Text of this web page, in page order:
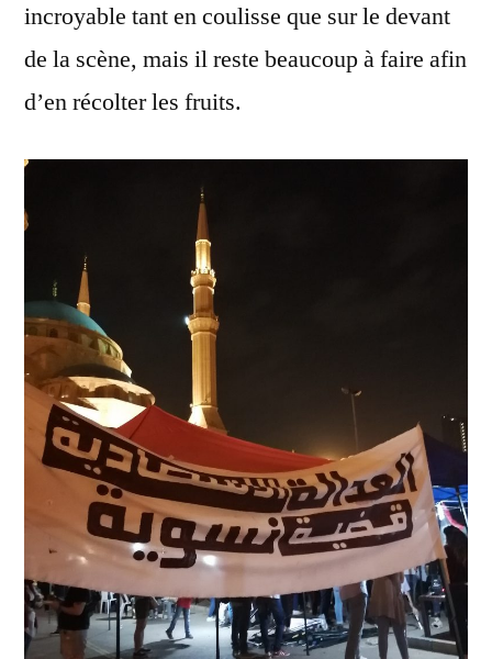
incroyable tant en coulisse que sur le devant
de la scène, mais il reste beaucoup à faire afin
d’en récolter les fruits.